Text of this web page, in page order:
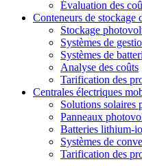
Évaluation des
Conteneurs de stockage
Stockage
Systèmes de
Systèmes de
Analyse des coûts
Tarification des
Centrales électriques
Solutions solaires
Panneaux
Batteries lithium-
Systèmes de
Tarification des